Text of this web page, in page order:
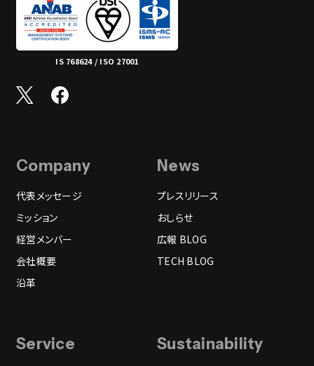
IS 768624 / ISO 27001
Company
代表メッセージ
ミッション
経営メンバー
会社概要
沿革
News
プレスリリース
おしらせ
広報 BLOG
TECH BLOG
Service Sustainability